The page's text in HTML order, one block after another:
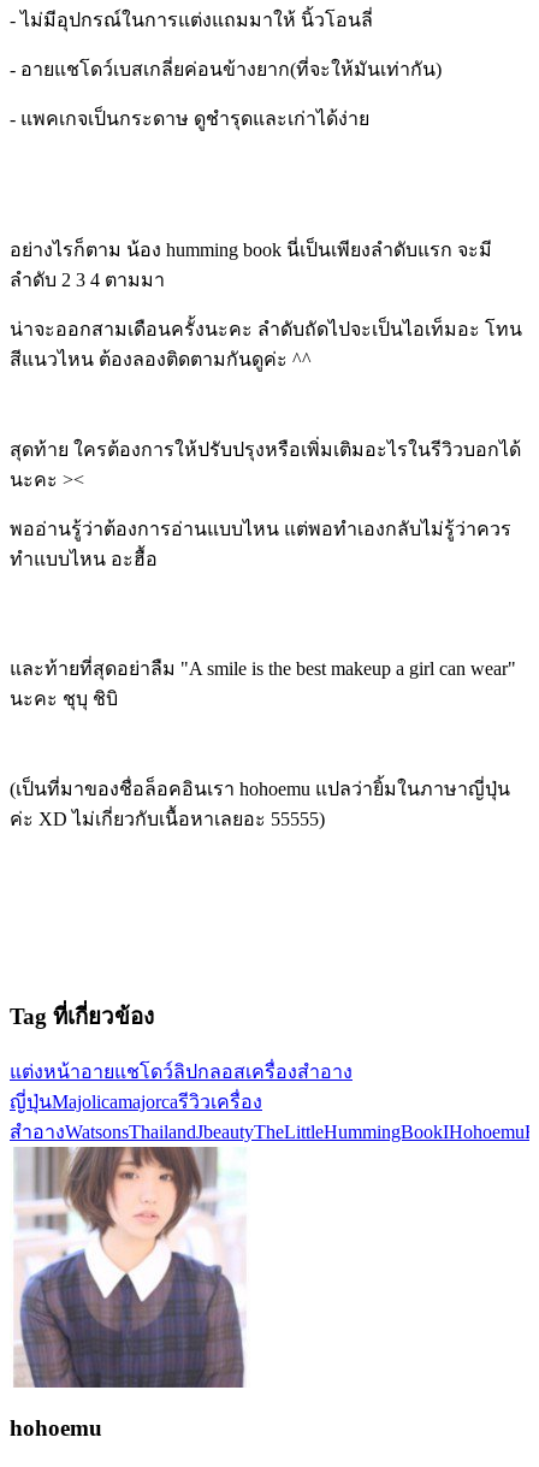
- ไม่มีอุปกรณ์ในการแต่งแถมมาให้ นิ้วโอนลี่
- อายแชโดว์เบสเกลี่ยค่อนข้างยาก(ที่จะให้มันเท่ากัน)
- แพคเกจเป็นกระดาษ ดูชำรุดและเก่าได้ง่าย
อย่างไรก็ตาม น้อง humming book นี่เป็นเพียงลำดับแรก จะมี
ลำดับ 2 3 4 ตามมา
น่าจะออกสามเดือนครั้งนะคะ ลำดับถัดไปจะเป็นไอเท็มอะ โทน
สีแนวไหน ต้องลองติดตามกันดูค่ะ ^^
สุดท้าย ใครต้องการให้ปรับปรุงหรือเพิ่มเติมอะไรในรีวิวบอกได้
นะคะ ><
พออ่านรู้ว่าต้องการอ่านแบบไหน แต่พอทำเองกลับไม่รู้ว่าควร
ทำแบบไหน อะฮื้อ
และท้ายที่สุดอย่าลืม "A smile is the best makeup a girl can wear"
นะคะ ชุบุ ชิบิ
(เป็นที่มาของชื่อล็อคอินเรา hohoemu แปลว่ายิ้มในภาษาญี่ปุ่น
ค่ะ XD ไม่เกี่ยวกับเนื้อหาเลยอะ 55555)
Tag ที่เกี่ยวข้อง
แต่งหน้าอายแชโดว์ลิปกลอสเครื่องสำอาง
ญี่ปุ่นMajolicamajorcaรีวิวเครื่อง
สำอางWatsonsThailandJbeautyTheLittleHummingBookI
hohoemu